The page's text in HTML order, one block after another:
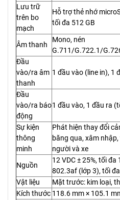
Lưu trữ
trên bo
mạch
Hỗ trợ thẻ nhớ
tối đa 512 GB
Âm thanh
Mono, nén
G.711/G.722.1/
Đầu
vào/ra âm
thanh
1 đầu vào (line in), 1
Đầu
vào/ra báo
động
1 đầu vào, 1 đầu ra
Sự kiện
thông
minh
Phát hiện thay đổi
băng qua, xâm
người và xe
Nguồn
12 VDC ± 25%, tối đa
802.3af (lớp 3), tối
Vật liệu
Mặt trước: kim loại,
Kích thước 118.6 mm × 105.1